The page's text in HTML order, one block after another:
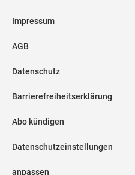
Impressum
AGB
Datenschutz
Barrierefreiheitserklärung
Abo kündigen
Datenschutzeinstellungen
anpassen